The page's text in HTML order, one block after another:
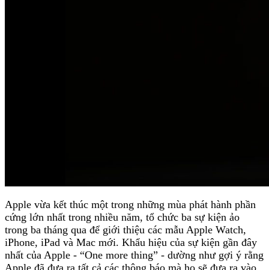
Apple vừa kết thúc một trong những mùa phát hành phần
cứng lớn nhất trong nhiều năm, tổ chức ba sự kiện ảo
trong ba tháng qua để giới thiệu các mẫu Apple Watch,
iPhone, iPad và Mac mới. Khẩu hiệu của sự kiện gần đây
nhất của Apple - “One more thing” - dường như gợi ý rằng
Apple đã đưa ra tất cả các thông báo mà họ sẽ đưa ra vào